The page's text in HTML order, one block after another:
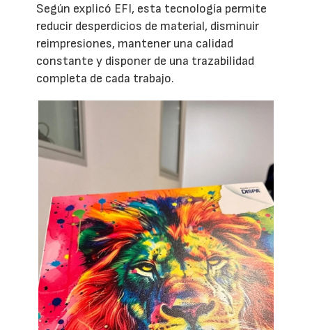
Según explicó EFI, esta tecnología permite
reducir desperdicios de material, disminuir
reimpresiones, mantener una calidad
constante y disponer de una trazabilidad
completa de cada trabajo.